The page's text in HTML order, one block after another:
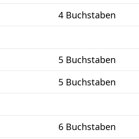
4 Buchstaben
5 Buchstaben
5 Buchstaben
6 Buchstaben